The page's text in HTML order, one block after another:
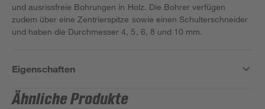
und ausrissfreie Bohrungen in Holz. Die Bohrer verfügen
zudem über eine Zentrierspitze sowie einen Schulterschneider
und haben die Durchmesser 4, 5, 6, 8 und 10 mm.
Eigenschaften
Ähnliche Produkte